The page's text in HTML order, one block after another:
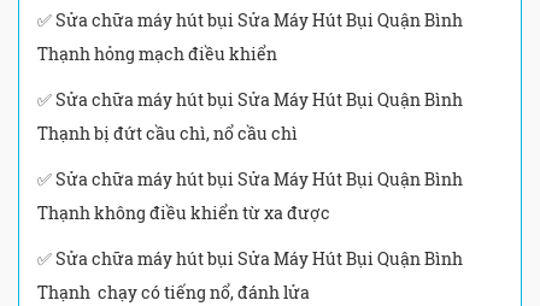
✅ Sửa chữa máy hút bụi Sửa Máy Hút Bụi Quận Bình
Thạnh hỏng mạch điều khiển
✅ Sửa chữa máy hút bụi Sửa Máy Hút Bụi Quận Bình
Thạnh bị đứt cầu chì, nổ cầu chì
✅ Sửa chữa máy hút bụi Sửa Máy Hút Bụi Quận Bình
Thạnh không điều khiển từ xa được
✅ Sửa chữa máy hút bụi Sửa Máy Hút Bụi Quận Bình
Thạnh chạy có tiếng nổ, đánh lửa